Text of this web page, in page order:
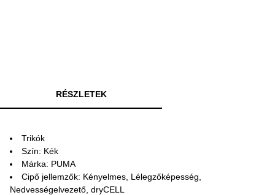
RÉSZLETEK
Trikók
Szín: Kék
Márka: PUMA
Cipő jellemzők: Kényelmes, Lélegzőképesség,
Nedvességelvezető, dryCELL